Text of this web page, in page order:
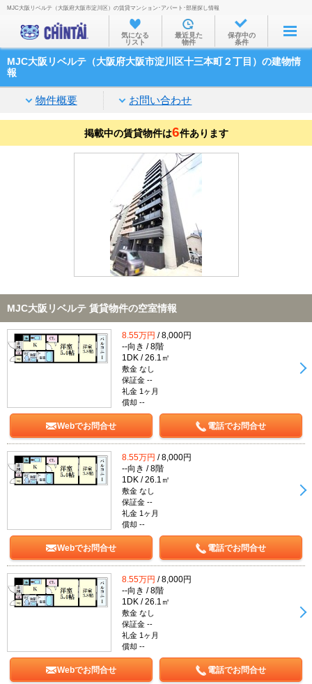
お部屋を探す
沿線・駅から
家賃相場から
通勤通学時間から
物件特集から
不動産会社から
TOP
MJC大阪リベルテ（大阪府大阪市淀川区）の賃貸マンション･アパート･部屋探し情報
気になる
リスト
最近見た
物件
保存中の
条件
MJC大阪リベルテ（大阪府大阪市淀川区十三本町２丁目）の建物情
報
物件概要 お問い合わせ
掲載中の賃貸物件は6件あります
MJC大阪リベルテ 賃貸物件の空室情報
8.55万円 / 8,000円
--向き / 8階
1DK / 26.1㎡
敷金 なし
保証金 --
礼金 1ヶ月
償却 --
Webでお問合せ 電話でお問合せ
8.55万円 / 8,000円
--向き / 8階
1DK / 26.1㎡
敷金 なし
保証金 --
礼金 1ヶ月
償却 --
Webでお問合せ 電話でお問合せ
8.55万円 / 8,000円
--向き / 8階
1DK / 26.1㎡
敷金 なし
保証金 --
礼金 1ヶ月
償却 --
Webでお問合せ 電話でお問合せ